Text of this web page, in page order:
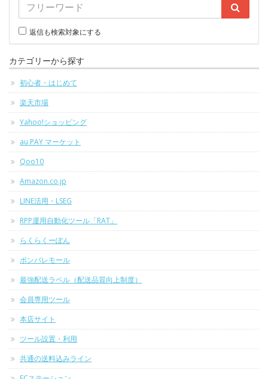
返信も検索対象にする
カテゴリーから探す
初心者・はじめて
楽天市場
Yahoo!ショッピング
au PAY マーケット
Qoo10
Amazon.co.jp
LINE活用・LSEG
RPP運用自動化ツール「RAT」
らくらくーぽん
ポンパレモール
最強配送ラベル（配送品質向上制度）
会員専用ツール
本店サイト
ツール設置・利用
共通の送料込みライン